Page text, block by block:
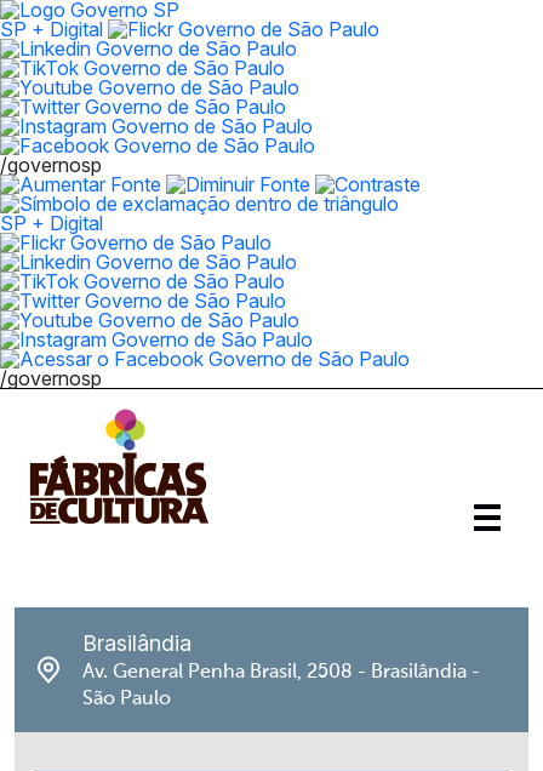
SP + Digital
/governosp
SP + Digital
/governosp
Brasilândia
Av. General Penha Brasil, 2508 - Brasilândia -
São Paulo